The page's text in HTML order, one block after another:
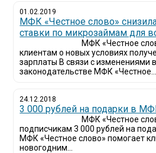
01.02.2019
МФК «Честное слово»
ставки по микрозаймам для
МФК «Честное
клиентам о новых условиях
зарплаты В связи с изменениями
законодательстве МФК «Честное...
24.12.2018
3 000 рублей на подарки в
МФК «Честное
подписчикам 3 000 рублей на
МФК «Честное слово» помогает
новогодним...